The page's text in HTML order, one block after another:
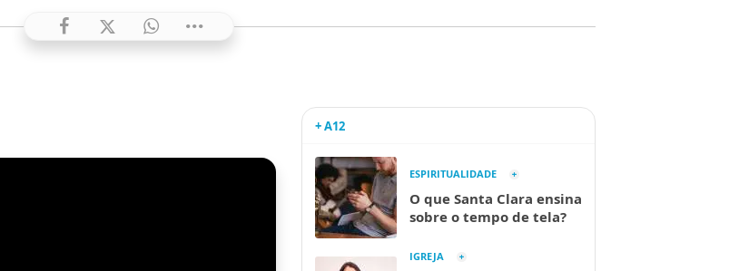
+ A12
ESPIRITUALIDADE
O que Santa Clara ensina
sobre o tempo de tela?
IGREJA